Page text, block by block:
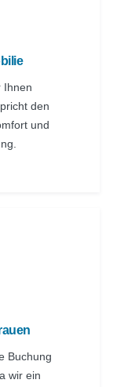
Ihnen
den
und
Buchung
wir ein